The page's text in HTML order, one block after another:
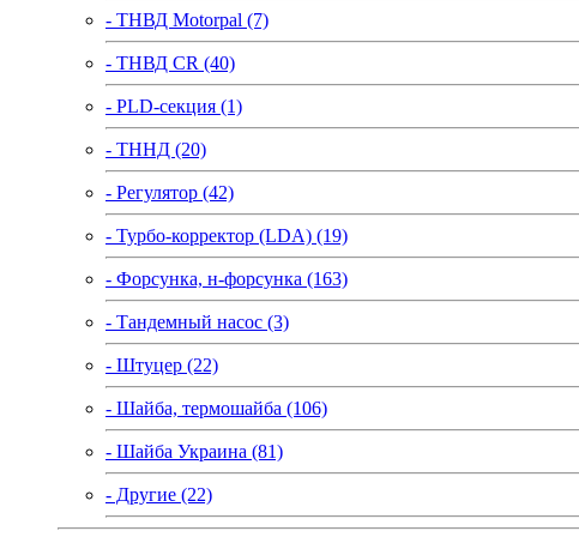
- ТНВД Motorpal (7)
- ТНВД CR (40)
- PLD-секция (1)
- ТННД (20)
- Регулятор (42)
- Турбо-корректор (LDA) (19)
- Форсунка, н-форсунка (163)
- Тандемный насос (3)
- Штуцер (22)
- Шайба, термошайба (106)
- Шайба Украина (81)
- Другие (22)